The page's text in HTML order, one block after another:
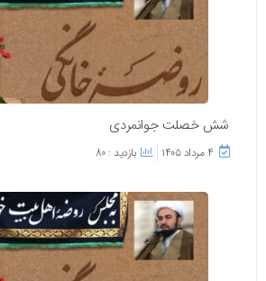
شش خصلت جوانمردی
۴ مرداد ۱۴۰۵ بازدید : 80